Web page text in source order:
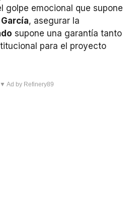
golpe emocional que supone
, asegurar la
supone una garantía tanto
para el proyecto
▼ Ad by Refinery89